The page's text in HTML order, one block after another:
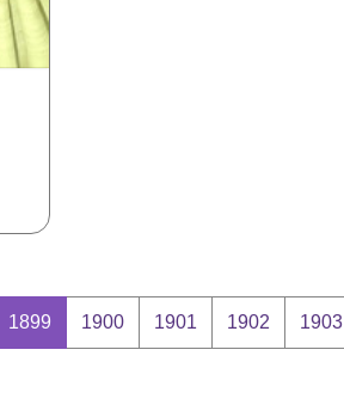
1899 1900 1901 1902 1903